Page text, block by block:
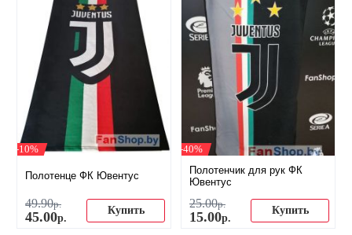
-10%
Полотенце ФК Ювентус
49.90р.
45.00р.
Купить
-40%
Полотенчик для рук ФК
Ювентус
25.00р.
15.00р.
Купить